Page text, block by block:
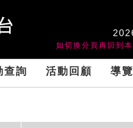
如切換分頁再回到
查詢 活動回顧 導